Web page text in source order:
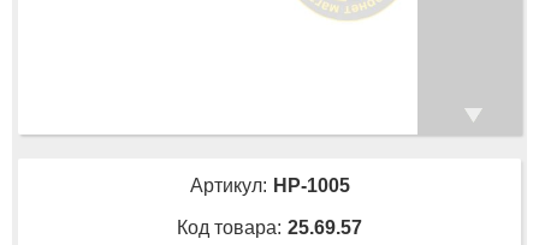
Артикул: HP-1005
Код товара: 25.69.57